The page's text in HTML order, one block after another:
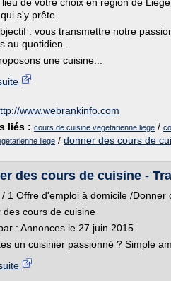
s'y prête.
: vous transmettre notre
au quotidien.
une cuisine...
www.webrankinfo.com
liés : cours de cuisine vegetarienne liege /
liege / donner des cours de
des cours de cuisine -
/ 1 Offre d'emploi à domicile /Donner
des cours de cuisine
: Annonces le 27 juin 2015.
un cuisinier passionné ? Simple